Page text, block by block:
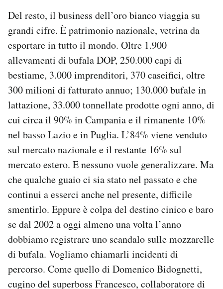
Del resto, il business dell’oro bianco viaggia su
grandi cifre. È patrimonio nazionale, vetrina da
esportare in tutto il mondo. Oltre 1.900
allevamenti di bufala DOP, 250.000 capi di
bestiame, 3.000 imprenditori, 370 caseifici, oltre
300 milioni di fatturato annuo; 130.000 bufale in
lattazione, 33.000 tonnellate prodotte ogni anno, di
cui circa il 90% in Campania e il rimanente 10%
nel basso Lazio e in Puglia. L’84% viene venduto
sul mercato nazionale e il restante 16% sul
mercato estero. E nessuno vuole generalizzare. Ma
che qualche guaio ci sia stato nel passato e che
continui a esserci anche nel presente, difficile
smentirlo. Eppure è colpa del destino cinico e baro
se dal 2002 a oggi almeno una volta l’anno
dobbiamo registrare uno scandalo sulle mozzarelle
di bufala. Vogliamo chiamarli incidenti di
percorso. Come quello di Domenico Bidognetti,
cugino del superboss Francesco, collaboratore di